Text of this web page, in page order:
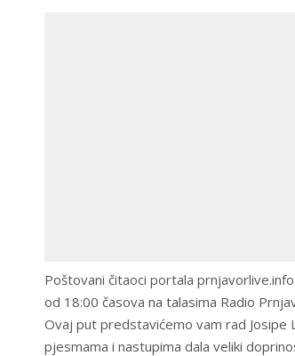
Poštovani čitaoci portala
od 18:00 časova na talasima Radio
Ovaj put predstavićemo vam rad Josipe
pjesmama i nastupima dala veliki